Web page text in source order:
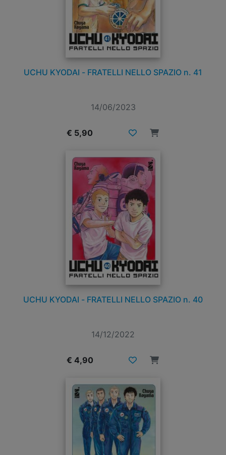
UCHU KYODAI - FRATELLI NELLO SPAZIO n. 41
14/06/2023
€ 5,90
UCHU KYODAI - FRATELLI NELLO SPAZIO n. 40
14/12/2022
€ 4,90